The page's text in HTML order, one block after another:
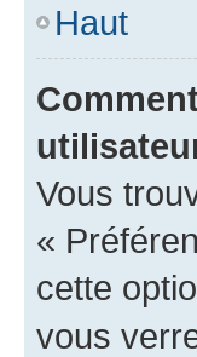
Haut
Vous
«
cette
vous